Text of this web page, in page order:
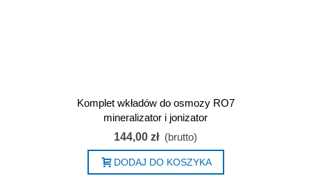
Komplet wkładów do osmozy RO7
mineralizator i jonizator
144,00 zł (brutto)
DODAJ DO KOSZYKA